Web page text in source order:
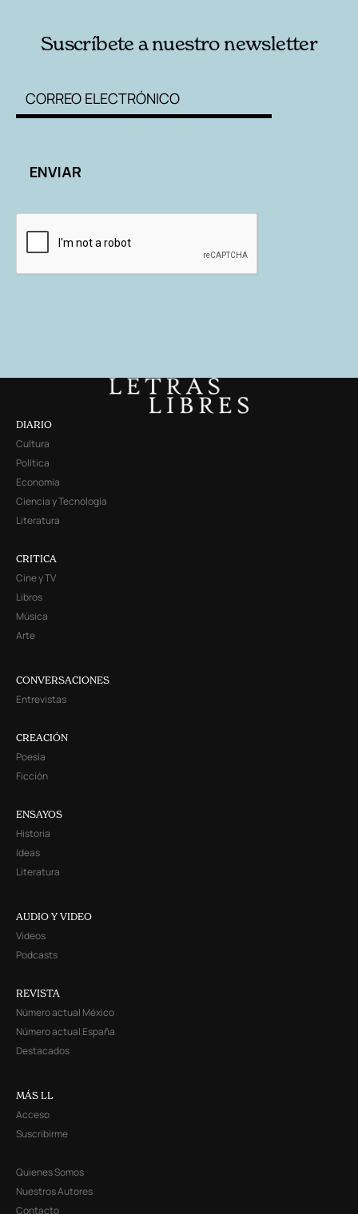
Suscríbete a nuestro newsletter
DIARIO
Cultura
Política
Economía
Ciencia y Tecnología
Literatura
CRITICA
Cine y TV
Libros
Música
Arte
CONVERSACIONES
Entrevistas
CREACIÓN
Poesía
Ficción
ENSAYOS
Historia
Ideas
Literatura
AUDIO Y VIDEO
Videos
Podcasts
REVISTA
Número actual México
Número actual España
Destacados
MÁS LL
Acceso
Suscribirme
Quienes Somos
Nuestros Autores
Contacto